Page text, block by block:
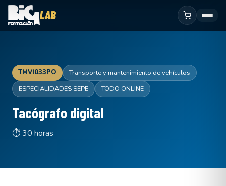
TMVI033PO
Transporte y mantenimiento de vehículos
ESPECIALIDADES SEPE
TODO ONLINE
Tacógrafo digital
⏱ 30 horas